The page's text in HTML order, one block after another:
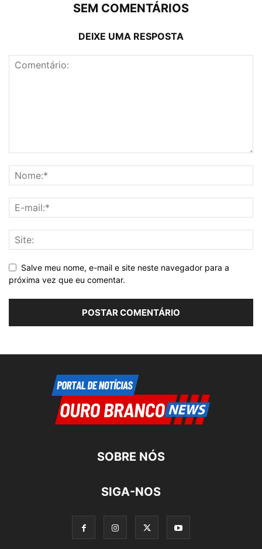
SEM COMENTÁRIOS
DEIXE UMA RESPOSTA
Salve meu nome, e-mail e site neste navegador para a
próxima vez que eu comentar.
SOBRE NÓS
SIGA-NOS